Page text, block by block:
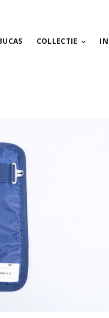
COLLECTIE